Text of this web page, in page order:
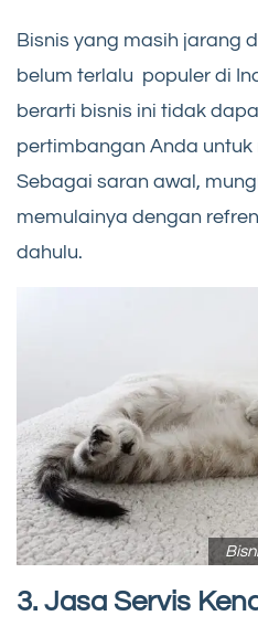
Bisnis yang masih jarang
belum terlalu populer di
berarti bisnis ini tidak
pertimbangan Anda
Sebagai saran awal,
memulainya dengan
dahulu.
3. Jasa Servis